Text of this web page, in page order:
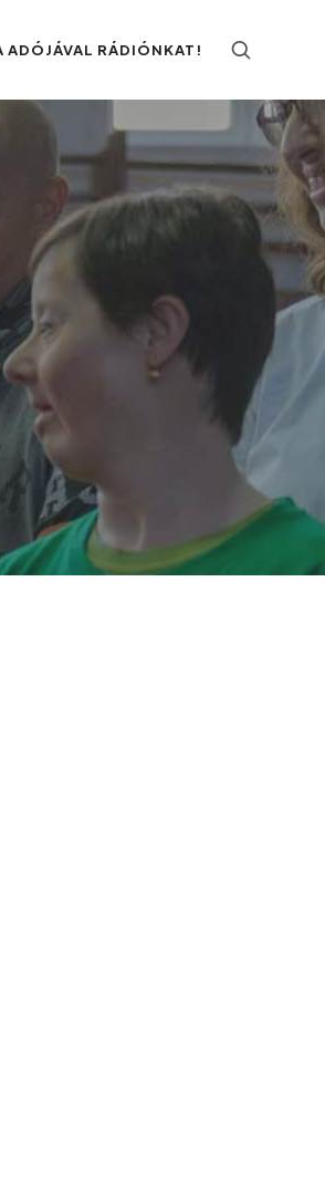
ADÓJÁVAL RÁDIÓNKAT!